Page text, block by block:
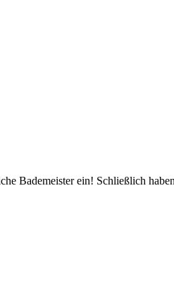
Bademeister ein! Schließlich